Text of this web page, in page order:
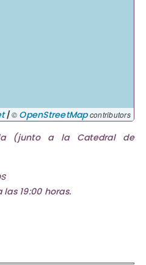
|© OpenStreetMapcontributors
(junto a la Catedral de
19:00 horas.